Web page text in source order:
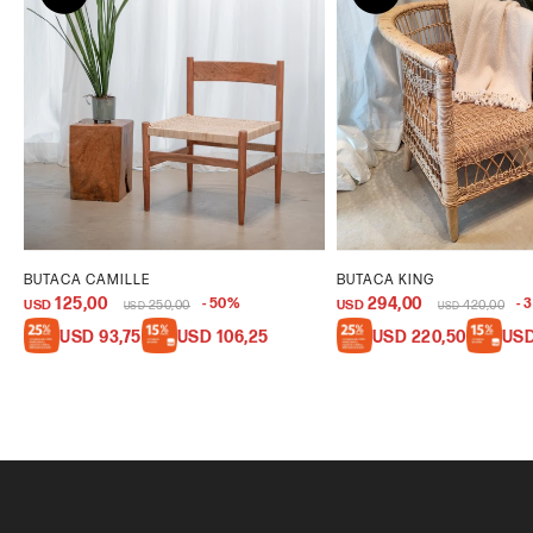
BUTACA CAMILLE
USD 125,00 USD 250,00 50
USD 93,75 USD 106,25
BUTACA KING
USD 294,00 USD 420,00
USD 220,50